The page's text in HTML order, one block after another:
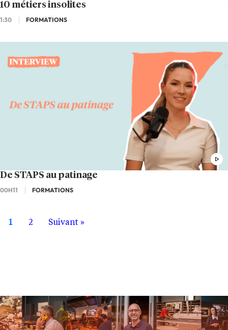
10 métiers insolites
1:30 FORMATIONS
De STAPS au patinage
00H11 FORMATIONS
1 2 Suivant »